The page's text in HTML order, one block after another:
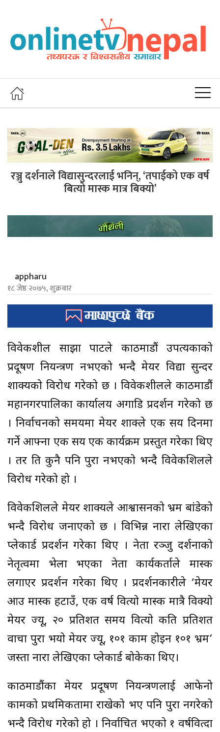
रञ्जु दर्शनाले विद्यासुन्दरलाई भनिन्, ‘तपाईको एक वर्ष
बित्यो मास्क मात्र बिक्यो’
appharu
१८ जेष्ठ २०७५, शुक्रबार
विवेकशील साझा पार्टीले काठमाडौं उपत्यकाको
प्रदूषण नियन्त्रण नभएको भन्दै मेयर विद्या सुन्दर
शाक्यको विरोध गरेको छ । विवेकशीलले काठमाडौं
महानगरपालिका कार्यालय अगाडि प्रदर्शन गरेको छ
। निर्वाचनको समयमा मेयर शाक्ले एक सय दिनमा
गर्ने आफ्ना एक सय एक कार्यक्रम प्रस्तुत गरेका थिए
। तर ति कुनै पनि पुरा नभएको भन्दै विवेकशिलले
विरोध गरेको हो ।
विवेकशिलले मेयर शाक्यले आश्वासनको भ्रम बांडेको
भन्दै विरोध जनाएको छ । विभिन्न नारा लेखिएका
प्लेकार्ड प्रदर्शन गरेका थिए । नेता रञ्जु दर्शनाको
नेतृत्वमा भेला भएका नेता कार्यकर्ताले मास्क
लगाएर प्रदर्शन गरेका थिए । प्रदर्शनकारीले ‘मेयर
आउ मास्क हटाउँ, एक वर्ष वित्यो मास्क मात्रै विक्यो
मेयर ज्यू, २० प्रतिशत समय वित्यो कति प्रतिशत
वाचा पुरा भयो मेयर ज्यू, १०१ काम होइन १०१ भ्रम’
जस्ता नारा लेखिएका प्लेकार्ड बोकेका थिए।
काठमाडौंका मेयर प्रदूषण नियन्त्रणलाई आफेनो
कामको प्रथमिकतामा राखेको भए पनि पुरा नगरेको
भन्दै विरोध गरेको हो । निर्वाचित भएको १ वर्षवित्दा